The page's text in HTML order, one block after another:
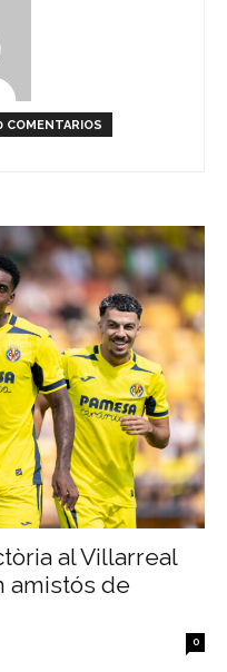
COMENTARIOS
al Villarreal
amistós de
0